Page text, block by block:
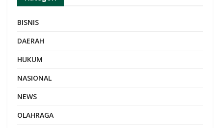
BISNIS
DAERAH
HUKUM
NASIONAL
NEWS
OLAHRAGA